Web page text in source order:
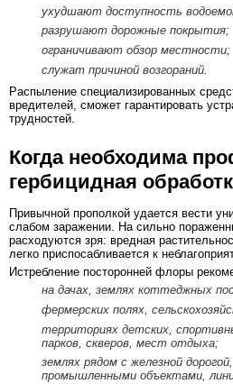
ухудшают доступность
разрушают дорожные покрытия;
ограничивают обзор местности;
служат причиной возгораний.
Распыление специализированных
вредителей, сможет гарантировать
трудностей.
Когда необходима
гербицидная
Привычной прополкой удается вести
слабом заражении. На сильно
расходуются зря: вредная
легко приспосабливается к
Истребление посторонней флоры
на дачах, землях коттеджных
фермерских полях,
территориях детских,
парков, скверов, мест отдыха;
землях рядом с железной
промышленными объектами,